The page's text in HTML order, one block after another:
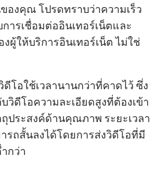
องคุณ โปรดทราบว่าความเร็ว
ารเชื่อมต่ออินเทอร์เน็ตและ
ผู้ให้บริการอินเทอร์เน็ต ไม่ใช่
โอใช้เวลานานกว่าที่คาดไว้ ซึ่ง
วิดีโอความละเอียดสูงที่ต้องเข้า
ประสงค์ด้านคุณภาพ ระยะเวลา
รถสั้นลงได้โดยการส่งวิดีโอที่มี
กว่า